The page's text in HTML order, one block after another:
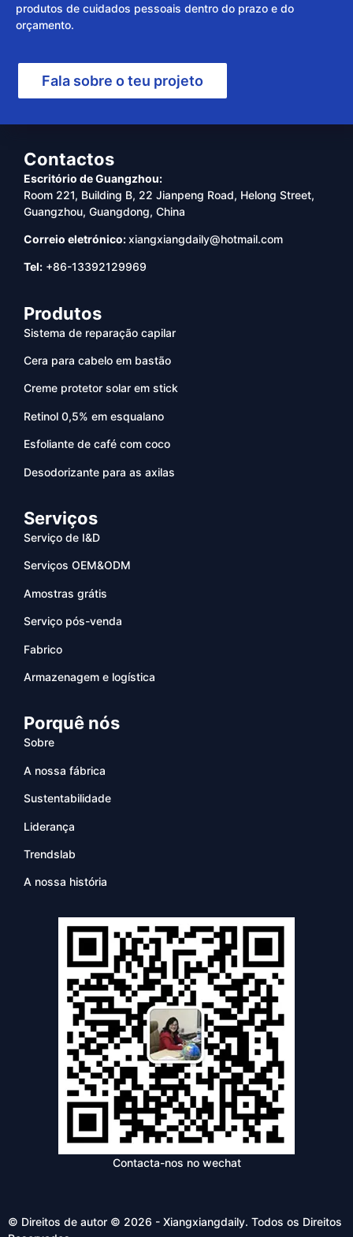
produtos de cuidados pessoais dentro do prazo e do
orçamento.
Fala sobre o teu projeto
Contactos
Escritório de Guangzhou:
Room 221, Building B, 22 Jianpeng Road, Helong Street,
Guangzhou, Guangdong, China
Correio eletrónico:xiangxiangdaily@hotmail.com
Tel: +86-13392129969
Produtos
Sistema de reparação capilar
Cera para cabelo em bastão
Creme protetor solar em stick
Retinol 0,5% em esqualano
Esfoliante de café com coco
Desodorizante para as axilas
Serviços
Serviço de I&D
Serviços OEM&ODM
Amostras grátis
Serviço pós-venda
Fabrico
Armazenagem e logística
Porquê nós
Sobre
A nossa fábrica
Sustentabilidade
Liderança
Trendslab
A nossa história
Contacta-nos no wechat
© Direitos de autor © 2026 - Xiangxiangdaily. Todos os Direitos